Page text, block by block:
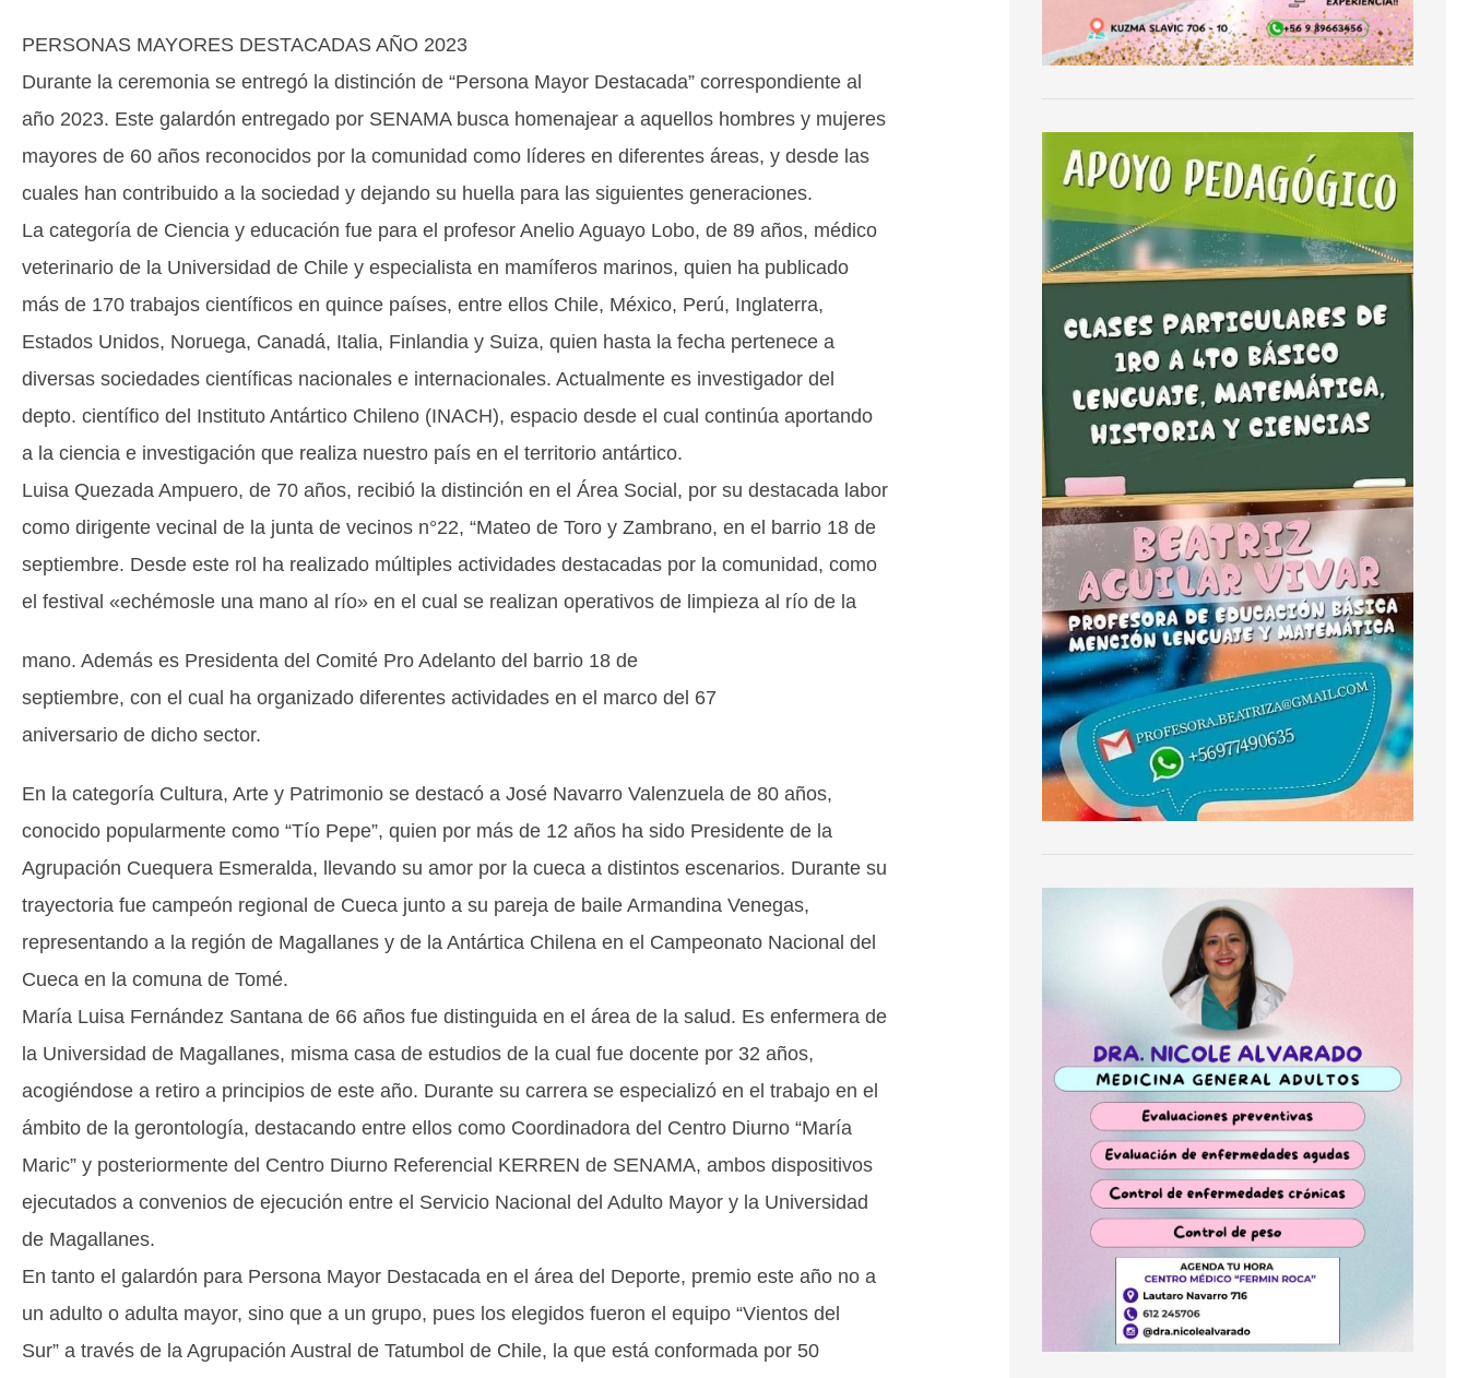
PERSONAS MAYORES DESTACADAS AÑO 2023
Durante la ceremonia se entregó la distinción de “Persona Mayor Destacada” correspondiente al
año 2023. Este galardón entregado por SENAMA busca homenajear a aquellos hombres y mujeres
mayores de 60 años reconocidos por la comunidad como líderes en diferentes áreas, y desde las
cuales han contribuido a la sociedad y dejando su huella para las siguientes generaciones.
La categoría de Ciencia y educación fue para el profesor Anelio Aguayo Lobo, de 89 años, médico
veterinario de la Universidad de Chile y especialista en mamíferos marinos, quien ha publicado
más de 170 trabajos científicos en quince países, entre ellos Chile, México, Perú, Inglaterra,
Estados Unidos, Noruega, Canadá, Italia, Finlandia y Suiza, quien hasta la fecha pertenece a
diversas sociedades científicas nacionales e internacionales. Actualmente es investigador del
depto. científico del Instituto Antártico Chileno (INACH), espacio desde el cual continúa aportando
a la ciencia e investigación que realiza nuestro país en el territorio antártico.
Luisa Quezada Ampuero, de 70 años, recibió la distinción en el Área Social, por su destacada labor
como dirigente vecinal de la junta de vecinos n°22, “Mateo de Toro y Zambrano, en el barrio 18 de
septiembre. Desde este rol ha realizado múltiples actividades destacadas por la comunidad, como
el festival «echémosle una mano al río» en el cual se realizan operativos de limpieza al río de la
mano. Además es Presidenta del Comité Pro Adelanto del barrio 18 de
septiembre, con el cual ha organizado diferentes actividades en el marco del 67
aniversario de dicho sector.
En la categoría Cultura, Arte y Patrimonio se destacó a José Navarro Valenzuela de 80 años,
conocido popularmente como “Tío Pepe”, quien por más de 12 años ha sido Presidente de la
Agrupación Cuequera Esmeralda, llevando su amor por la cueca a distintos escenarios. Durante su
trayectoria fue campeón regional de Cueca junto a su pareja de baile Armandina Venegas,
representando a la región de Magallanes y de la Antártica Chilena en el Campeonato Nacional del
Cueca en la comuna de Tomé.
María Luisa Fernández Santana de 66 años fue distinguida en el área de la salud. Es enfermera de
la Universidad de Magallanes, misma casa de estudios de la cual fue docente por 32 años,
acogiéndose a retiro a principios de este año. Durante su carrera se especializó en el trabajo en el
ámbito de la gerontología, destacando entre ellos como Coordinadora del Centro Diurno “María
Maric” y posteriormente del Centro Diurno Referencial KERREN de SENAMA, ambos dispositivos
ejecutados a convenios de ejecución entre el Servicio Nacional del Adulto Mayor y la Universidad
de Magallanes.
En tanto el galardón para Persona Mayor Destacada en el área del Deporte, premio este año no a
un adulto o adulta mayor, sino que a un grupo, pues los elegidos fueron el equipo “Vientos del
Sur” a través de la Agrupación Austral de Tatumbol de Chile, la que está conformada por 50